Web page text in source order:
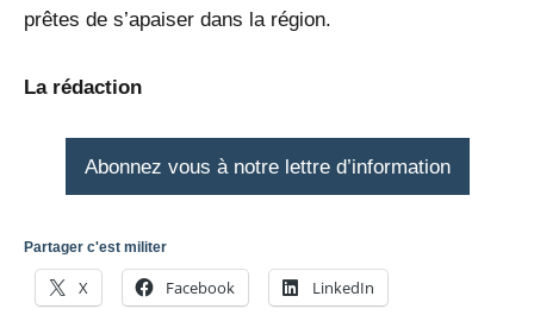
prêtes de s’apaiser dans la région.
La rédaction
Abonnez vous à notre lettre d’information
Partager c'est militer
X Facebook LinkedIn